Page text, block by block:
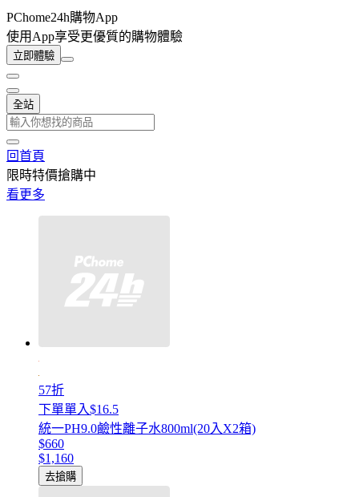
PChome24h購物App
使用App享受更優質的購物體驗
立即體驗
全站
回首頁
限時特價搶購中
看更多
57折
下單單入$16.5
統一PH9.0鹼性離子水800ml(20入X2箱)
$660
$1,160
去搶購